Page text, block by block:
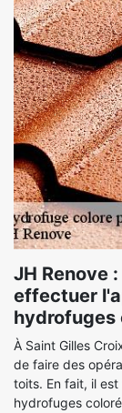
JH Renove
effectuer
hydrofuges
À Saint Gilles
de faire des
toits. En fait, il
hydrofuges